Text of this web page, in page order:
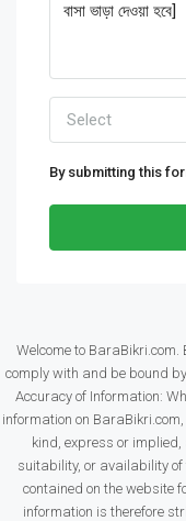
Select
By submitting this
Welcome to
comply with and be bound
Accuracy of Information:
information on
kind, express or
suitability, or availability
contained on the website
information is therefore